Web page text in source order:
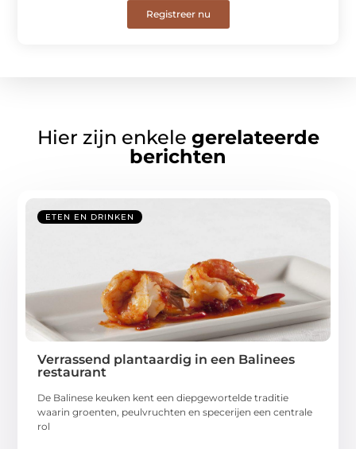
Registreer nu
Hier zijn enkele gerelateerde
berichten
ETEN EN DRINKEN
Verrassend plantaardig in een Balinees
restaurant
De Balinese keuken kent een diepgewortelde traditie
waarin groenten, peulvruchten en specerijen een centrale
rol